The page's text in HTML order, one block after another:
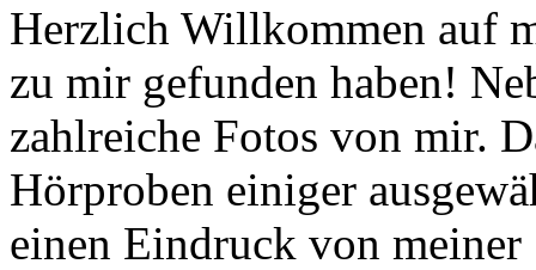
Herzlich Willkommen auf
zu mir gefunden haben!
zahlreiche Fotos von mir.
Hörproben einiger
einen Eindruck von